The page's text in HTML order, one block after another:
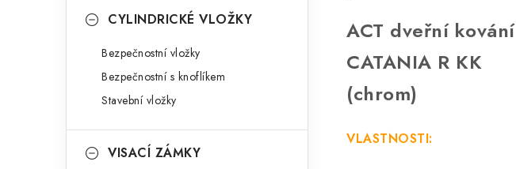
CYLINDRICKÉ VLOŽKY
Bezpečnostní vložky
Bezpečnostní s knoflíkem
Stavební vložky
VISACÍ ZÁMKY
ACT dveřní kování
CATANIA R KK
(chrom)
VLASTNOSTI: